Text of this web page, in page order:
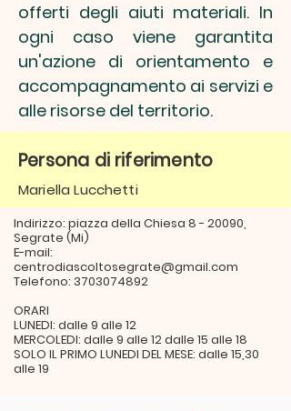
offerti degli aiuti materiali. In
ogni caso viene garantita
un'azione di orientamento e
accompagnamento ai servizi e
alle risorse del territorio.
Persona di riferimento
Mariella Lucchetti
Indirizzo: piazza della Chiesa 8 - 20090,
Segrate (Mi)
E-mail:
centrodiascoltosegrate@gmail.com
Telefono: 3703074892
ORARI
LUNEDI: dalle 9 alle 12
MERCOLEDI: dalle 9 alle 12 dalle 15 alle 18
SOLO IL PRIMO LUNEDI DEL MESE: dalle 15,30
alle 19